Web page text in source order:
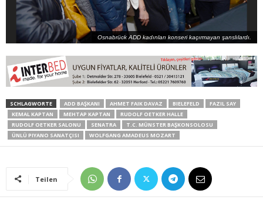
Osnabrück ADD kadınları konseri kaçırmayan şanslılardı.
SCHLAGWORTE ADD BAŞKANI AHMET FAIK DAVAZ BIELEFELD
FAZIL SAY
KEMAL KAPTAN
MEHTAP KAPTAN
RUDOLF OETKER HALLE
RUDOLF OETKER SALONU
SENATRA
T.C. MÜNSTER BAŞKONSOLOSU
ÜNLÜ PIYANO SANATÇISI
WOLFGANG AMADEUS MOZART
Teilen